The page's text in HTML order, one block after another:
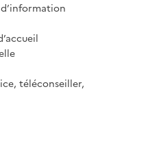
téléconseiller,